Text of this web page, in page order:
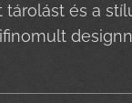
és a